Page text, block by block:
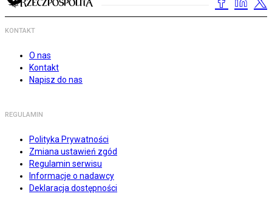
KONTAKT
O nas
Kontakt
Napisz do nas
REGULAMIN
Polityka Prywatności
Zmiana ustawień zgód
Regulamin serwisu
Informacje o nadawcy
Deklaracja dostępności